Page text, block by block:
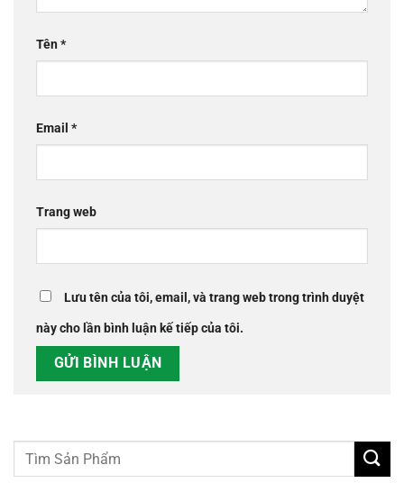
Tên*
Email *
Trang web
Lưu tên của tôi, email, và trang web trong trình duyệt
này cho lần bình luận kế tiếp của tôi.